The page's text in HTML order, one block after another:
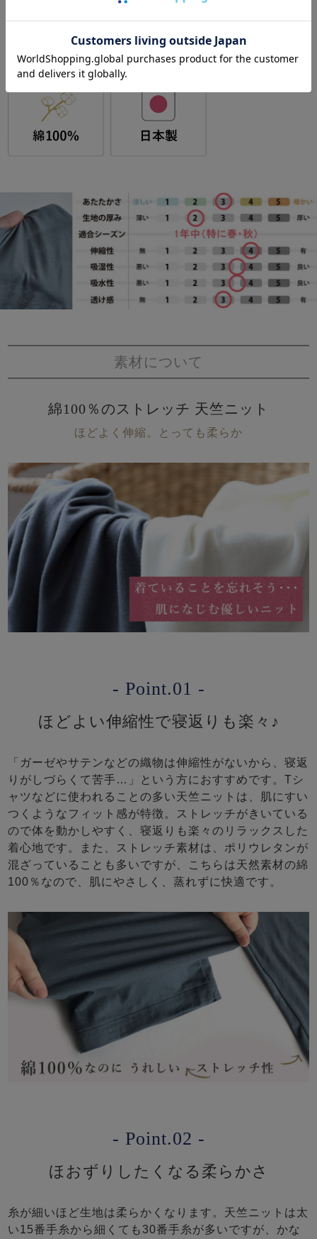
素材について
綿100％のストレッチ 天竺ニット
ほどよく伸縮。とっても柔らか
- Point.01 -
ほどよい伸縮性で寝返りも楽々♪
「ガーゼやサテンなどの織物は伸縮性がないから、寝返
りがしづらくて苦手…」という方におすすめです。Tシ
ャツなどに使われることの多い天竺ニットは、肌にすい
つくようなフィット感が特徴。ストレッチがきいている
ので体を動かしやすく、寝返りも楽々のリラックスした
着心地です。また、ストレッチ素材は、ポリウレタンが
混ざっていることも多いですが、こちらは天然素材の綿
100％なので、肌にやさしく、蒸れずに快適です。
- Point.02 -
ほおずりしたくなる柔らかさ
糸が細いほど生地は柔らかくなります。天竺ニットは太
い15番手糸から細くても30番手糸が多いですが、かな